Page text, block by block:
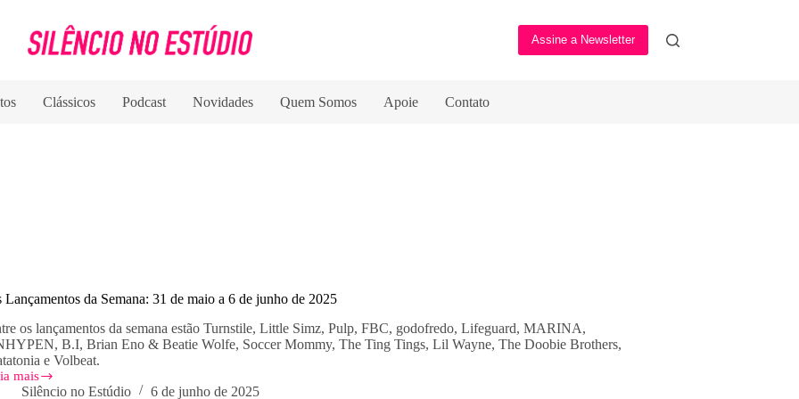
Assine a Newsletter
Clássicos Podcast Novidades Quem Somos Apoie Contato
Lançamentos da Semana: 31 de maio a 6 de junho de 2025
os lançamentos da semana estão Turnstile, Little Simz, Pulp, FBC, godofredo, Lifeguard, MARINA,
B.I, Brian Eno & Beatie Wolfe, Soccer Mommy, The Ting Tings, Lil Wayne, The Doobie Brothers,
e Volbeat.
mais
Silêncio no Estúdio 6 de junho de 2025